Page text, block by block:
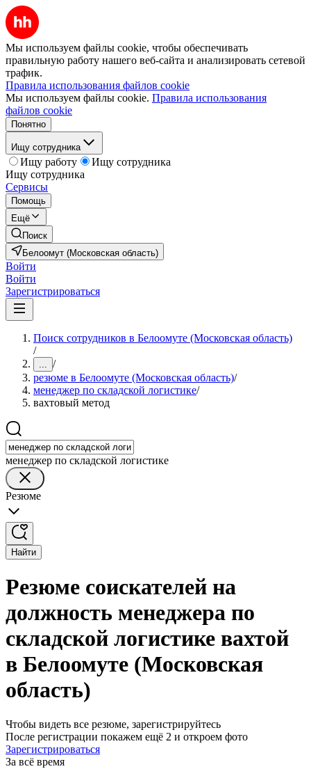
Мы используем файлы cookie, чтобы обеспечивать
правильную работу нашего веб-сайта и анализировать сетевой
трафик.
Правила использования файлов cookie
Мы используем файлы cookie. Правила использования
файлов cookie
Понятно
Ищу сотрудника
Ищу работу
Ищу сотрудника
Ищу сотрудника
Сервисы
Помощь
Ещё
Поиск
Белоомут (Московская область)
Войти
Войти
Зарегистрироваться
Поиск сотрудников в Белоомуте (Московская область)
/
... /
резюме в Белоомуте (Московская область)/
менеджер по складской логистике/
вахтовый метод
менеджер по складской логистике
Резюме
Найти
Резюме соискателей на
должность менеджера по
складской логистике вахтой
в Белоомуте (Московская
область)
Чтобы видеть все резюме, зарегистрируйтесь
После регистрации покажем ещё 2 и откроем фото
Зарегистрироваться
За всё время